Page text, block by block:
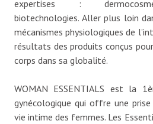
expertises :
biotechnologies. Aller plus loin
mécanismes physiologiques de
résultats des produits conçus
corps dans sa globalité.
WOMAN ESSENTIALS est la
gynécologique qui offre une
vie intime des femmes. Les